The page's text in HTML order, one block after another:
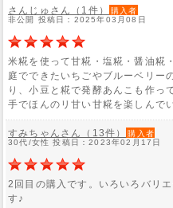
さんじゅさん（1件）
購入者
非公開 投稿日：2025年03月08日
米糀を使って甘糀・塩糀・醤油糀
庭でできたいちごやブルーベリー
り、小豆と糀で発酵あんこも作っ
手でほんのリ甘い甘糀を楽しんで
すみちゃんさん（13件）
購入者
30代/女性 投稿日：2023年02月17日
2回目の購入です。いろいろバリ
す♪